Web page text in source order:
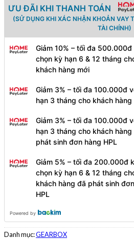
ƯU ĐÃI KHI THANH TOÁN
(SỬ DỤNG KHI XÁC NHẬN KHOẢN VAY
TÀI CHÍNH)
Giảm 10% – tối đa 500.000đ
chọn kỳ hạn 6 & 12 tháng
khách hàng mới
Giảm 3% – tối đa 100.000đ
hạn 3 tháng cho khách hàng
Giảm 3% – tối đa 100.000đ
hạn 3 tháng cho khách hàng
phát sinh đơn hàng HPL
Giảm 5% – tối đa 200.000đ
chọn kỳ hạn 6 & 12 tháng
khách hàng đã phát sinh
HPL
Powered by
Danh mục:GEARBOX